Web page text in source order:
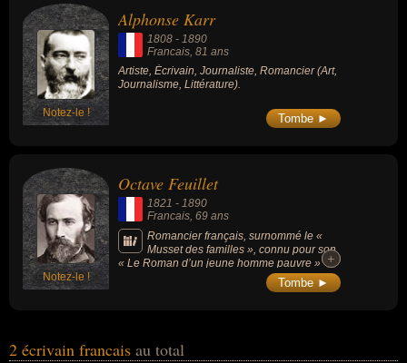
théâtre. Ces célébrités peuvent également avoir été artiste,
journaliste, romancier, académicien ou dramaturge.
Notez-le !
Alphonse Karr
1808 - 1890
Francais, 81 ans
Artiste, Écrivain, Journaliste, Romancier (Art,
Journalisme, Littérature).
Tombe ►
Notez-le !
Octave Feuillet
1821 - 1890
Francais , 69 ans
Romancier français, surnommé le «
Musset des familles », connu pour son
« Le Roman d’un jeune homme pauvre »
(1858), il fut membre de l'Académie
+
+
Tombe ►
2 écrivain francais au total